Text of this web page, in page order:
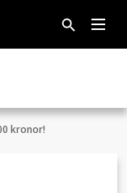
kronor!